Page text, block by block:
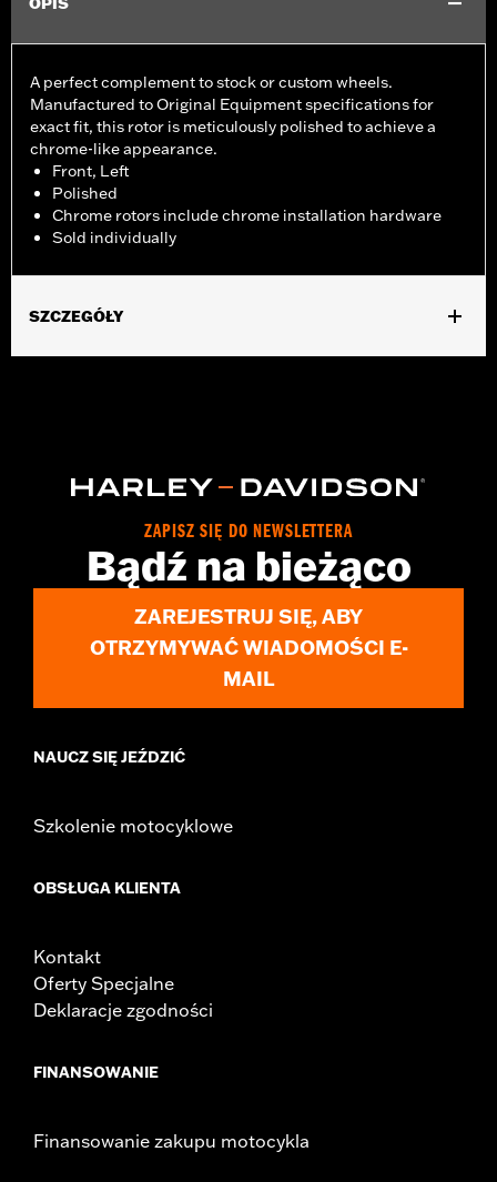
A perfect complement to stock or custom wheels.
Manufactured to Original Equipment specifications for
exact fit, this rotor is meticulously polished to achieve a
chrome-like appearance.
Front, Left
Polished
Chrome rotors include chrome installation hardware
Sold individually
SZCZEGÓŁY
Position On Bike: Front
Each
Steel
In the Box:Rotor and chrome installation hardware
1 year limited warranty – Go towww.h-
d.com/warrantyfor full details
ZAPISZ SIĘ DO NEWSLETTERA
Bądź na bieżąco
ZAREJESTRUJ SIĘ, ABY
OTRZYMYWAĆ WIADOMOŚCI E-
MAIL
NAUCZ SIĘ JEŹDZIĆ
Szkolenie motocyklowe
OBSŁUGA KLIENTA
Kontakt
Oferty Specjalne
Deklaracje zgodności
FINANSOWANIE
Finansowanie zakupu motocykla